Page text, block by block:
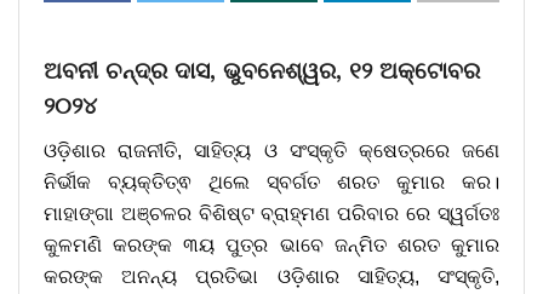
ଅବନୀ ଚନ୍ଦ୍ର ଦାସ, ଭୁବନେଶ୍ୱର, ୧୨ ଅକ୍ଟୋବର
୨୦୨୪
ଓଡ଼ିଶାର ରାଜନୀତି, ସାହିତ୍ୟ ଓ ସଂସ୍କୃତି କ୍ଷେତ୍ରରେ ଜଣେ
ନିର୍ଭୀକ ବ୍ୟକ୍ତିତ୍ଵ ଥିଲେ ସ୍ବର୍ଗତ ଶରତ କୁମାର କର।
ମାହାଙ୍ଗା ଅଞ୍ଚଳର ବିଶିଷ୍ଟ ବ୍ରାହ୍ମଣ ପରିବାର ରେ ସ୍ୱର୍ଗତଃ
କୁଳମଣି କରଙ୍କ ୩ୟ ପୁତ୍ର ଭାବେ ଜନ୍ମିତ ଶରତ କୁମାର
କରଙ୍କ ଅନନ୍ୟ ପ୍ରତିଭା ଓଡ଼ିଶାର ସାହିତ୍ୟ, ସଂସ୍କୃତି,